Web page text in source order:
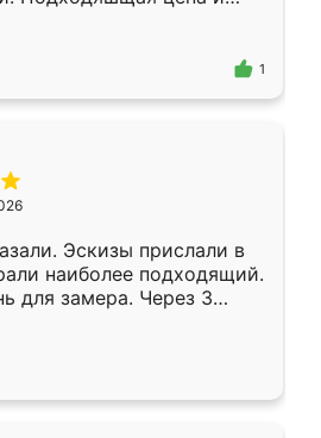
Приехавший
Владислав
эскизу самый
1
Эскизы прислали в
наиболее подходящий.
для замера. Через 3
уже готова. Остались
Спасибо Ренессанс
работу!